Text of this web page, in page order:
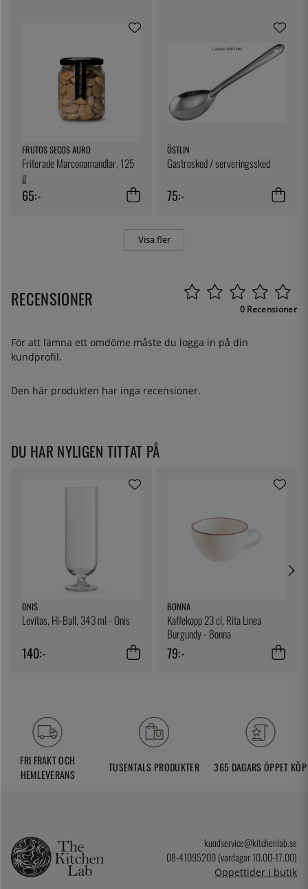
FRUTOS SECOS AURO
Friterade Marconamandlar, 125
g
65:-
ÖSTLIN
Gastrosked / serveringssked
75:-
Visa fler
RECENSIONER 0 Recensioner
För att lämna ett omdöme måste du logga in på din
kundprofil.
Den här produkten har inga recensioner.
DU HAR NYLIGEN TITTAT PÅ
ONIS
Levitas, Hi-Ball, 343 ml - Onis
140:-
BONNA
Kaffekopp 23 cl, Rita Linea
Burgundy - Bonna
79:-
FRI FRAKT OCH
HEMLEVERANS
TUSENTALS PRODUKTER 365 DAGARS ÖPPET KÖP
kundservice@kitchenlab.se
08-41095200 (vardagar 10.00-17.00)
Öppettider i butik